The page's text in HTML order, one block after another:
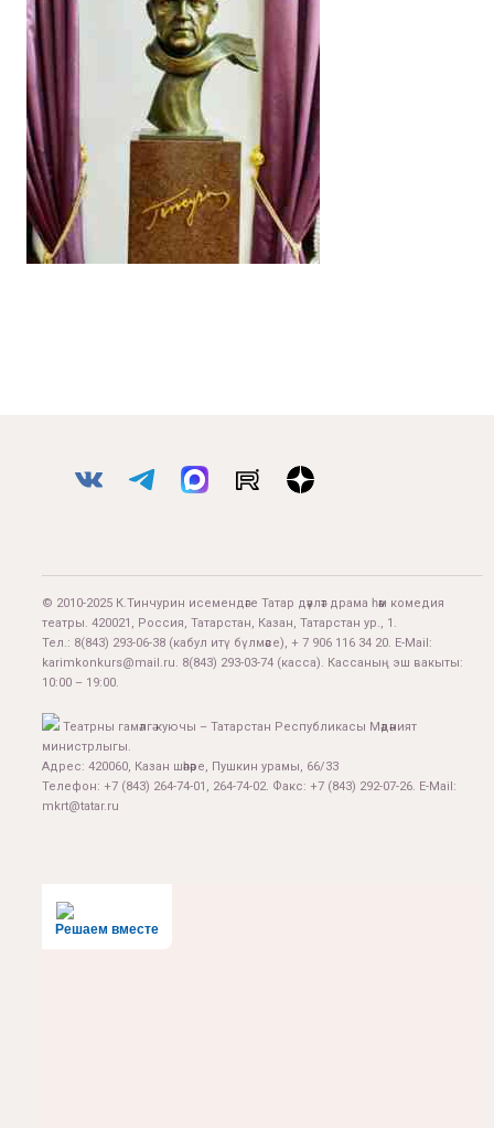
© 2010-2025 К.Тинчурин исемендәге Татар дәүләт драма һәм комедия
театры. 420021, Россия, Татарстан, Казан, Татарстан ур., 1.
Тел.: 8(843) 293-06-38 (кабул итү бүлмәсе), + 7 906 116 34 20. E-Mail:
karimkonkurs@mail.ru. 8(843) 293-03-74 (касса). Кассаның эш вакыты:
10:00 – 19:00.
Театрны гамәлгә куючы – Татарстан Республикасы Мәдәният
министрлыгы.
Адрес: 420060, Казан шәһәре, Пушкин урамы, 66/33
Телефон: +7 (843) 264-74-01, 264-74-02. Факс: +7 (843) 292-07-26. E-Mail:
mkrt@tatar.ru
Решаем вместе